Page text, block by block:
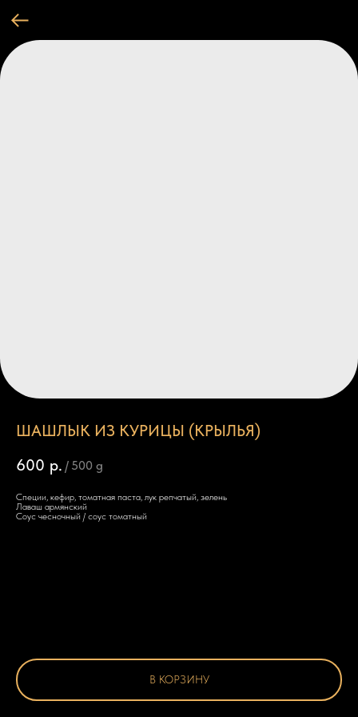
ШАШЛЫК ИЗ КУРИЦЫ (КРЫЛЬЯ)
600 р. / 500 g
В КОРЗИНУ
Специи, кефир, томатная паста, лук репчатый, зелень
Лаваш армянский
Соус чесночный / соус томатный